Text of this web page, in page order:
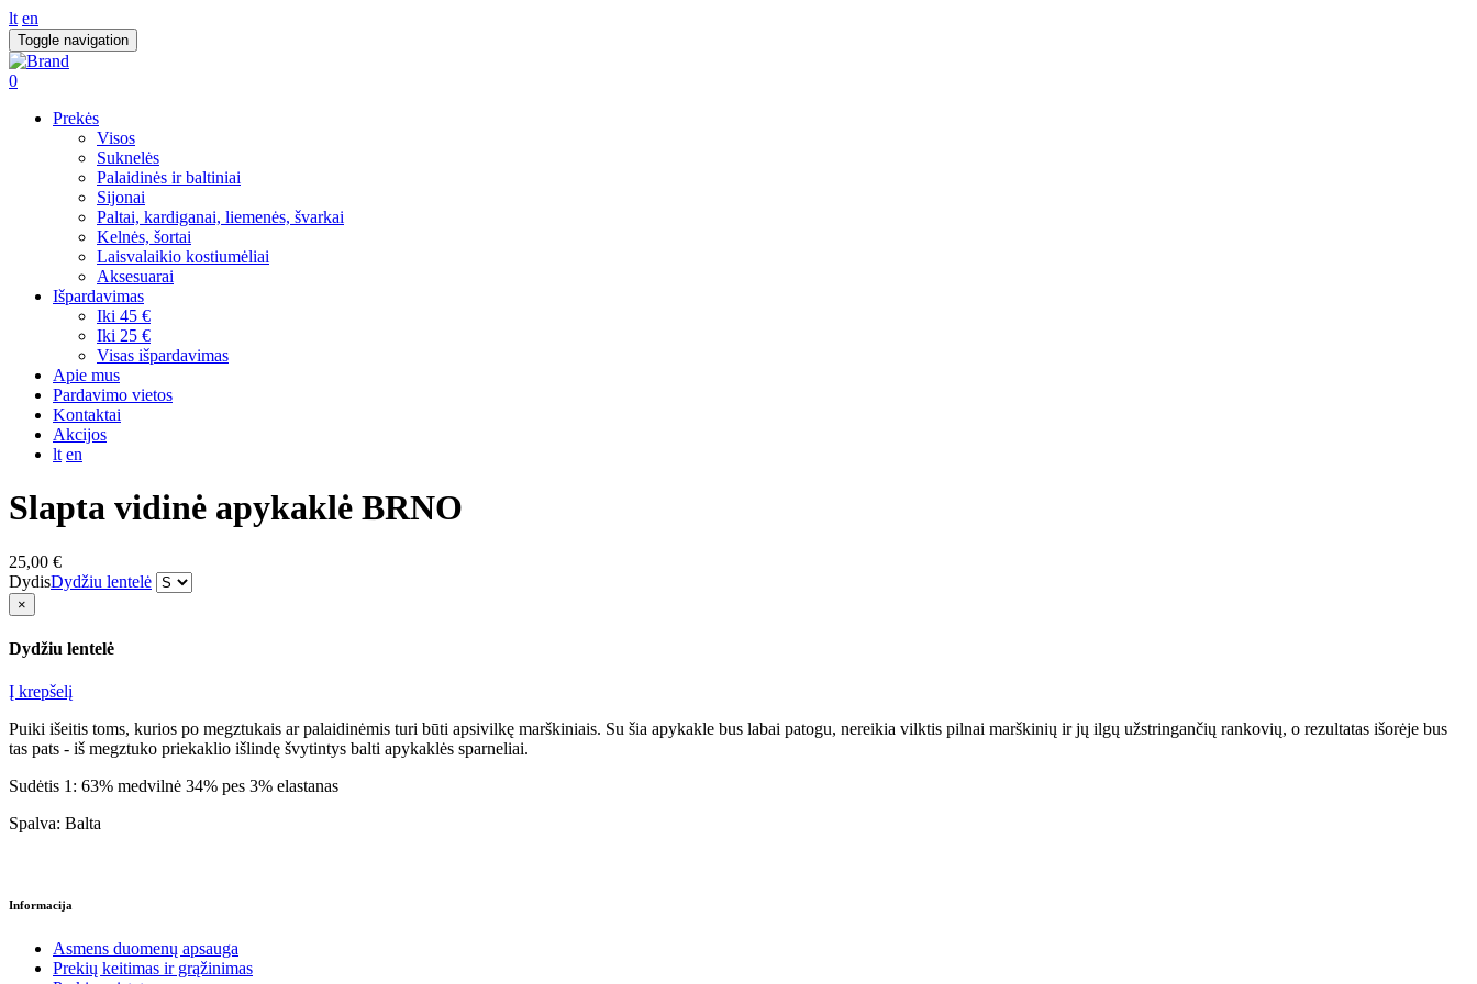
lt en
Toggle navigation
0
Prekės
Visos
Suknelės
Palaidinės ir baltiniai
Sijonai
Paltai, kardiganai, liemenės, švarkai
Kelnės, šortai
Laisvalaikio kostiumėliai
Aksesuarai
Išpardavimas
Iki 45 €
Iki 25 €
Visas išpardavimas
Apie mus
Pardavimo vietos
Kontaktai
Akcijos
lt en
Slapta vidinė apykaklė BRNO
25,00 €
DydisDydžiu lentelė
×
Dydžiu lentelė
Į krepšelį
Puiki išeitis toms, kurios po megztukais ar palaidinėmis turi būti apsivilkę marškiniais. Su šia apykakle bus labai patogu, nereikia vilktis pilnai marškinių ir jų ilgų užstringančių rankovių, o rezultatas išorėje bus
tas pats - iš megztuko priekaklio išlindę švytintys balti apykaklės sparneliai.
Sudėtis 1: 63% medvilnė 34% pes 3% elastanas
Spalva: Balta
Informacija
Asmens duomenų apsauga
Prekių keitimas ir grąžinimas